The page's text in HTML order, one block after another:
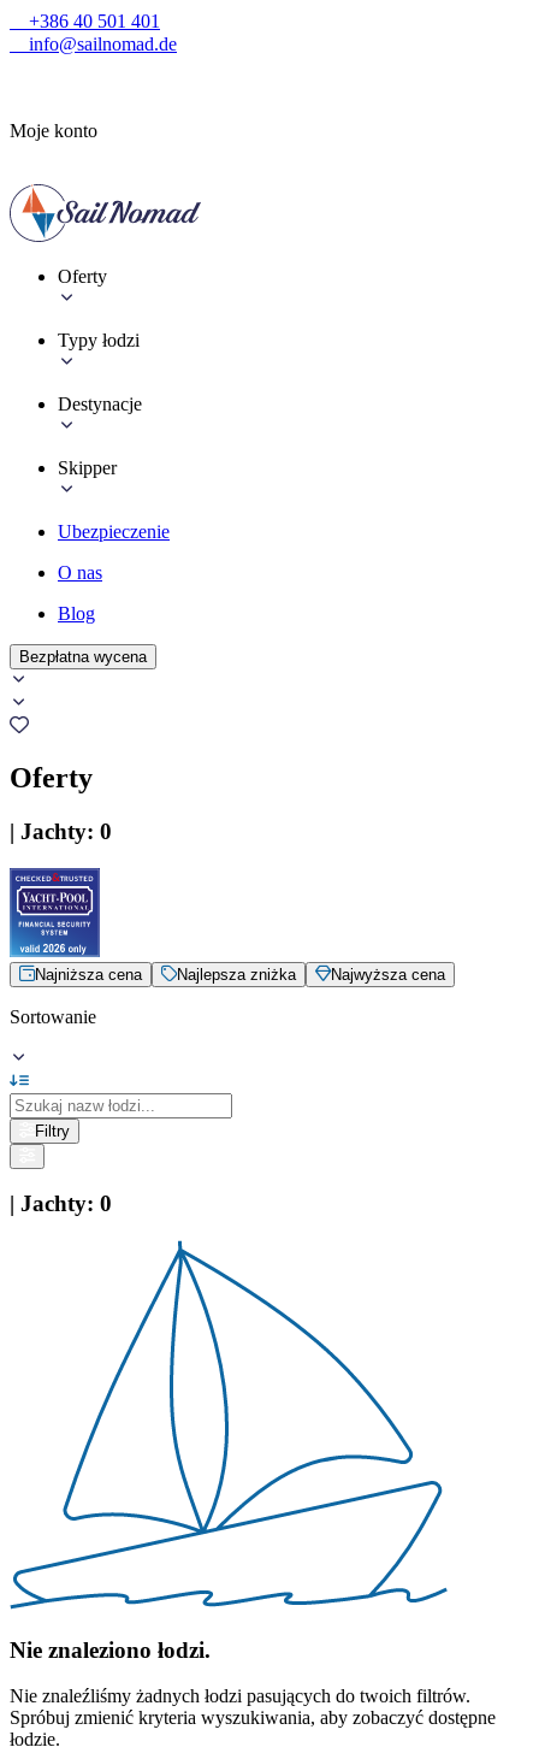
+386 40 501 401
info@sailnomad.de
Moje konto
Oferty
Typy łodzi
Destynacje
Skipper
Ubezpieczenie
O nas
Blog
Bezpłatna wycena
Oferty
| Jachty: 0
Najniższa cena Najlepsza zniżka Najwyższa cena
Sortowanie
Filtry
| Jachty: 0
Nie znaleziono łodzi.
Nie znaleźliśmy żadnych łodzi pasujących do twoich filtrów.
Spróbuj zmienić kryteria wyszukiwania, aby zobaczyć dostępne
łodzie.